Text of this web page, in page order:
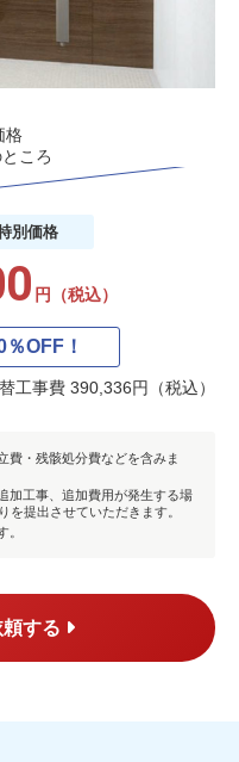
格
ころ
別価格
円（税込）
％OFF！
工事費 390,336円（税込）
費・残骸処分費などを含みま
加工事、追加費用が発生する場
を提出させていただきます。
。
する